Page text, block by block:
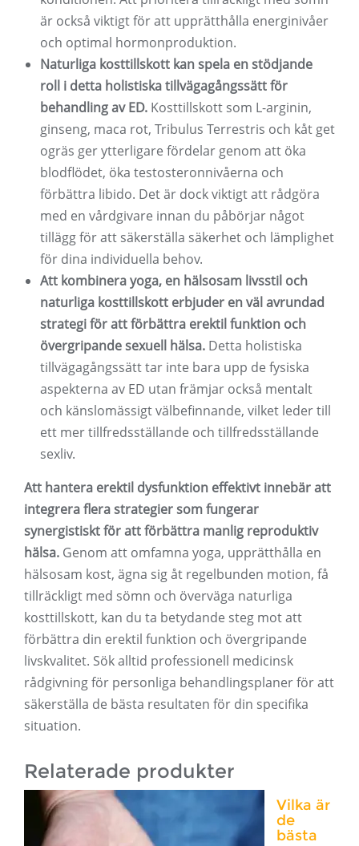
är också viktigt för att upprätthålla energinivåer
och optimal hormonproduktion.
Naturliga kosttillskott kan spela en stödjande
roll i detta holistiska tillvägagångssätt för
behandling av ED. Kosttillskott som L-arginin,
ginseng, maca rot, Tribulus Terrestris och kåt get
ogräs ger ytterligare fördelar genom att öka
blodflödet, öka testosteronnivåerna och
förbättra libido. Det är dock viktigt att rådgöra
med en vårdgivare innan du påbörjar något
tillägg för att säkerställa säkerhet och lämplighet
för dina individuella behov.
Att kombinera yoga, en hälsosam livsstil och
naturliga kosttillskott erbjuder en väl avrundad
strategi för att förbättra erektil funktion och
övergripande sexuell hälsa. Detta holistiska
tillvägagångssätt tar inte bara upp de fysiska
aspekterna av ED utan främjar också mentalt
och känslomässigt välbefinnande, vilket leder till
ett mer tillfredsställande och tillfredsställande
sexliv.
Att hantera erektil dysfunktion effektivt innebär att
integrera flera strategier som fungerar
synergistiskt för att förbättra manlig reproduktiv
hälsa. Genom att omfamna yoga, upprätthålla en
hälsosam kost, ägna sig åt regelbunden motion, få
tillräckligt med sömn och överväga naturliga
kosttillskott, kan du ta betydande steg mot att
förbättra din erektil funktion och övergripande
livskvalitet. Sök alltid professionell medicinsk
rådgivning för personliga behandlingsplaner för att
säkerställa de bästa resultaten för din specifika
situation.
Relaterade produkter
Vilka är
de
bästa